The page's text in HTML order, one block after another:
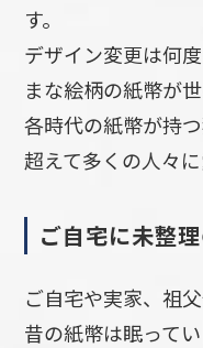
す。
デザイン変更は何
まな絵柄の紙幣が
各時代の紙幣が持
超えて多くの人々
ご自宅に未整
ご自宅や実家、祖
昔の紙幣は眠ってい